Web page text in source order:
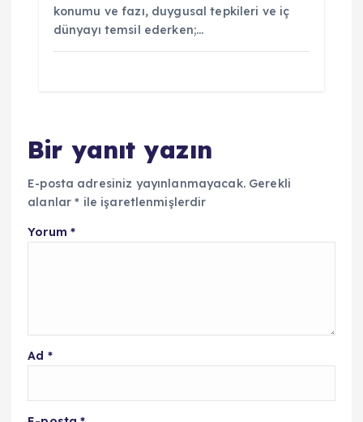
konumu ve fazı, duygusal tepkileri ve iç
dünyayı temsil ederken;…
Bir yanıt yazın
E-posta adresiniz yayınlanmayacak. Gerekli
alanlar* ile işaretlenmişlerdir
Yorum *
Ad *